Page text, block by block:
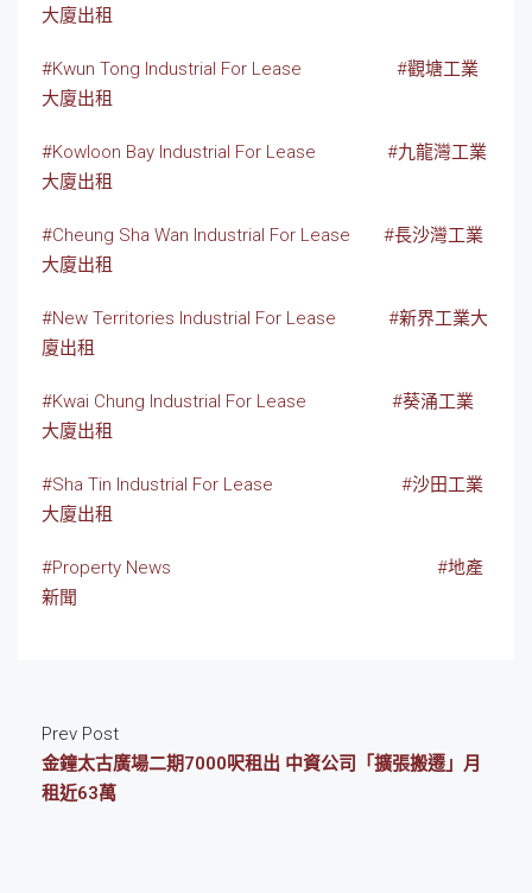
大廈出租
#Kwun Tong Industrial For Lease
#觀塘工業
大廈出租
#Kowloon Bay Industrial For Lease
#九龍灣工業
大廈出租
#Cheung Sha Wan Industrial For Lease
#長沙灣工業
大廈出租
#New Territories Industrial For Lease
#新界工業大
廈出租
#Kwai Chung Industrial For Lease
#葵涌工業
大廈出租
#Sha Tin Industrial For Lease
#沙田工業
大廈出租
#Property News
#地產
新聞
Prev Post
金鐘太古廣場二期7000呎租出 中資公司「擴張搬遷」月
租近63萬